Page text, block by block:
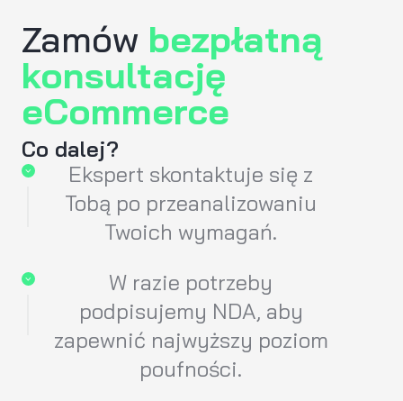
Zamów bezpłatną
konsultację
eCommerce
Co dalej?
Ekspert skontaktuje się z
Tobą po przeanalizowaniu
Twoich wymagań.
W razie potrzeby
podpisujemy NDA, aby
zapewnić najwyższy poziom
poufności.